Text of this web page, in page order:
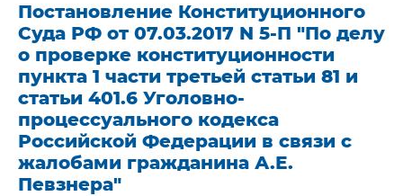
Постановление Конституционного
Суда РФ от 07.03.2017 N 5-П "По делу
о проверке конституционности
пункта 1 части третьей статьи 81 и
статьи 401.6 Уголовно-
процессуального кодекса
Российской Федерации в связи с
жалобами гражданина А.Е.
Певзнера"